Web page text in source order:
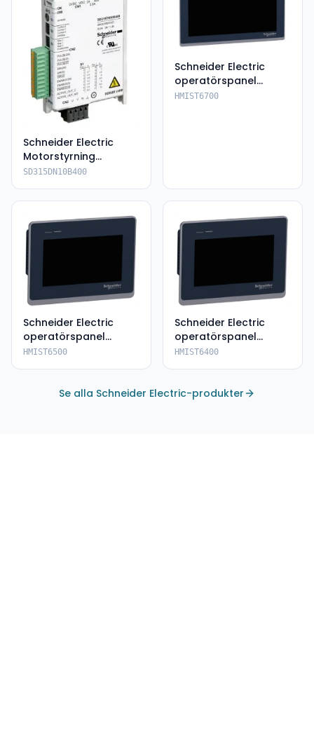
Schneider Electric
Motorstyrning
SD315DN10B400
SD315DN10B400
Schneider Electric
operatörspanel
HMIST6700
HMIST6700
Schneider Electric
operatörspanel
HMIST6500
HMIST6500
Schneider Electric
operatörspanel
HMIST6400
HMIST6400
Se alla Schneider Electric-produkter